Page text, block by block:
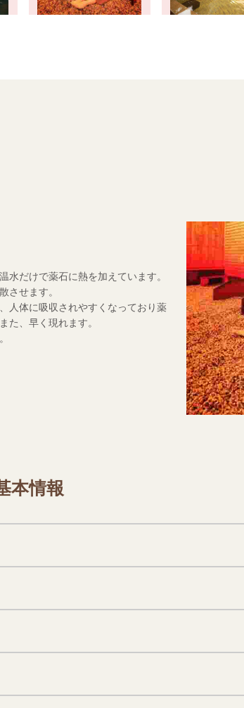
だけで薬石に熱を加えています。
させます。
人体に吸収されやすくなっており薬
た、早く現れます。
情報